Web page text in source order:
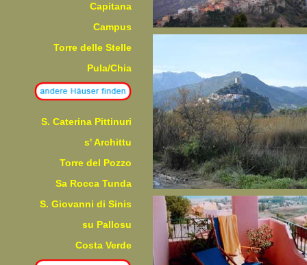
Capitana
Campus
Torre delle Stelle
Pula/Chia
S. Caterina Pittinuri
s' Archittu
Torre del Pozzo
Sa Rocca Tunda
S. Giovanni di Sinis
su Pallosu
Costa Verde